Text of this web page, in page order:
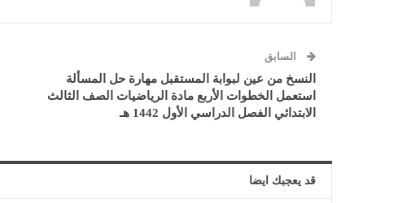
السابق
النسخ من عين لبوابة المستقبل مهارة حل المسألة
استعمل الخطوات الأربع مادة الرياضيات الصف الثالث
الابتدائي الفصل الدراسي الأول 1442 هـ
قد يعجبك ايضا